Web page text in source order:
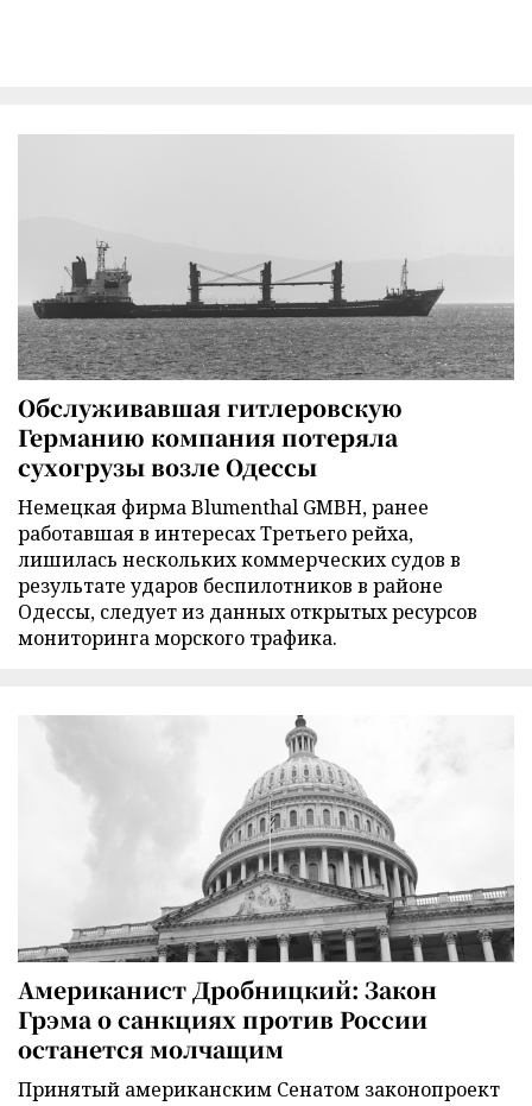
Обслуживавшая гитлеровскую
Германию компания потеряла
сухогрузы возле Одессы
Немецкая фирма Blumenthal GMBH, ранее
работавшая в интересах Третьего рейха,
лишилась нескольких коммерческих судов в
результате ударов беспилотников в районе
Одессы, следует из данных открытых ресурсов
мониторинга морского трафика.
Американист Дробницкий: Закон
Грэма о санкциях против России
останется молчащим
Принятый американским Сенатом законопроект